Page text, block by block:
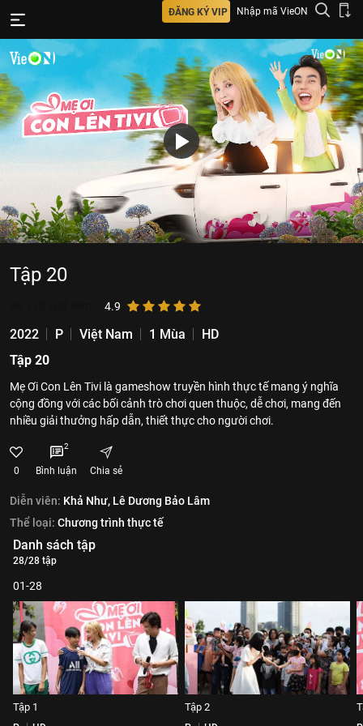
ĐĂNG KÝ VIP Nhập mã VieON
Tập 20
4.9
2022 P Việt Nam 1 Mùa
HD
Tập 20
Mẹ Ơi Con Lên Tivi là gameshow truyền hình thực tế mang ý nghĩa
cộng đồng với các bối cảnh trò chơi quen thuộc, dễ chơi, mang đến
nhiều giải thưởng hấp dẫn, thiết thực cho người chơi.
0
2
Bình luận Chia sẻ
Diễn viên: Khả Như, Lê Dương Bảo Lâm
Thể loại: Chương trình thực tế
Danh sách tập
28/28 tập
01-28
Tập 1 Tập 2